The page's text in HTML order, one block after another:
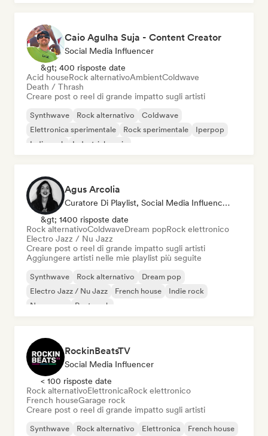
Caio Agulha Suja - Content Creator
Social Media Influencer
&gt; 400 risposte date
Acid houseRock alternativoAmbientColdwave
Death / Thrash
Creare post o reel di grande impatto sugli artisti
Synthwave Rock alternativo
Coldwave
Elettronica sperimentale
Rock sperimentale
Iperpop
Indie rock
Industrial music
Agus Arcolia
Curatore Di Playlist, Social Media Influencer
&gt; 1400 risposte date
Rock alternativoColdwaveDream popRock elettronico
Electro Jazz / Nu Jazz
Creare post o reel di grande impatto sugli artisti
Aggiungere artisti nelle mie playlist più seguite
Synthwave Rock alternativo
Dream pop
Electro Jazz / Nu Jazz
French house
Indie rock
New wave
Post punk
RockinBeatsTV
Social Media Influencer
< 100 risposte date
Rock alternativoElettronicaRock elettronico
French houseGarage rock
Creare post o reel di grande impatto sugli artisti
Synthwave Rock alternativo Elettronica French house